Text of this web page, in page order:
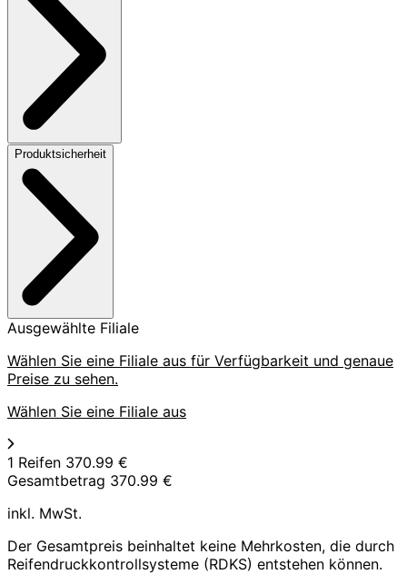
Produktsicherheit
Ausgewählte Filiale
Wählen Sie eine Filiale aus für Verfügbarkeit und genaue
Preise zu sehen.
Wählen Sie eine Filiale aus
1 Reifen 370.99 €
Gesamtbetrag 370.99 €
inkl. MwSt.
Der Gesamtpreis beinhaltet keine Mehrkosten, die durch
Reifendruckkontrollsysteme (RDKS) entstehen können.